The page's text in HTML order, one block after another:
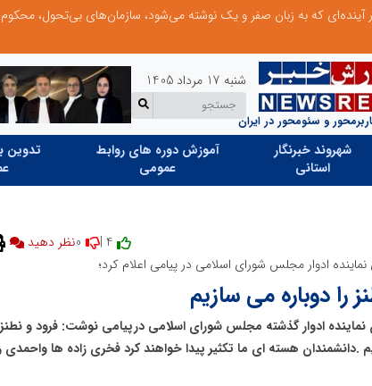
و سئومحور در ایران
شنبه 17 مرداد 1405
شهروند خبرنگار
استانی
آموزش دوره های روابط
عمومی
تدوین
نظر دهید
نماینده ادوار مجلس شورای اسلامی در پیامی اعلام کرد؛
را دوباره می سازیم
نماینده ادوار گذشته مجلس شورای اسلامی درپیامی نوشت: فرود و نطنز
.دانشمندان هسته ای ما تکثیر پیدا خواهند کرد فخری زاده ها